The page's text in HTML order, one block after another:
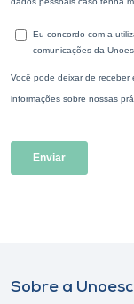
Sobre a Unoesc